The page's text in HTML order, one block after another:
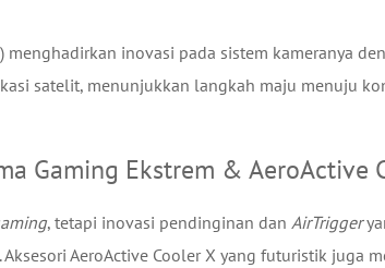
menghadirkan inovasi pada sistem kameranya
satelit, menunjukkan langkah maju menuju
Gaming Ekstrem & AeroActive
, tetapi inovasi pendinginan dan AirTrigger
. Aksesori AeroActive Cooler X yang futuristik juga